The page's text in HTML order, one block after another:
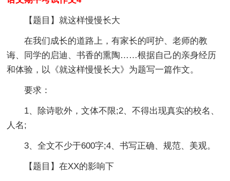
【题目】就这样慢慢长大
在我们成长的道路上，有家长的呵护、老师的教
诲、同学的启迪、书香的熏陶……根据自己的亲身经历
和体验，以《就这样慢慢长大》为题写一篇作文。
要求：
1、除诗歌外，文体不限;2、不得出现真实的校名、
人名;
3、全文不少于600字;4、书写正确、规范、美观。
【题目】在XX的影响下